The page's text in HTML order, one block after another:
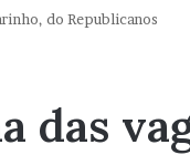
do Republicanos
das